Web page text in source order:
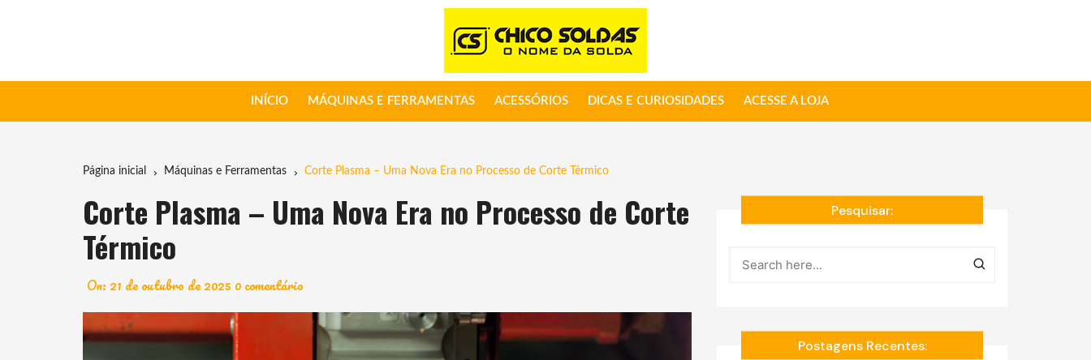
INÍCIO MÁQUINAS E FERRAMENTAS ACESSÓRIOS DICAS E CURIOSIDADES ACESSE A LOJA
Página inicial Máquinas e Ferramentas Corte Plasma – Uma Nova Era no Processo de Corte Térmico
Corte Plasma – Uma Nova Era no Processo de Corte
Térmico
On: 21 de outubro de 2025 0 comentário
Pesquisar:
Postagens Recentes: